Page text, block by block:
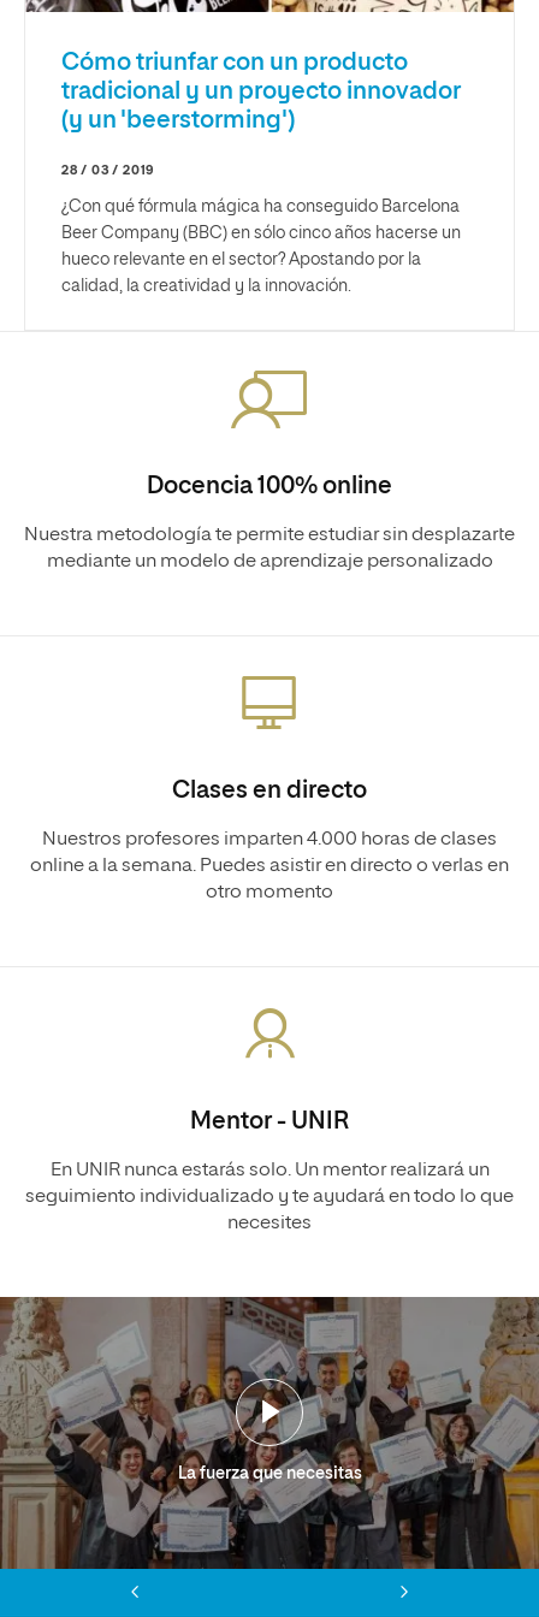
Cómo triunfar con un producto
tradicional y un proyecto innovador
(y un 'beerstorming')
28 / 03 / 2019
¿Con qué fórmula mágica ha conseguido Barcelona
Beer Company (BBC) en sólo cinco años hacerse un
hueco relevante en el sector? Apostando por la
calidad, la creatividad y la innovación.
Docencia 100% online
Nuestra metodología te permite estudiar sin desplazarte
mediante un modelo de aprendizaje personalizado
Clases en directo
Nuestros profesores imparten 4.000 horas de clases
online a la semana. Puedes asistir en directo o verlas en
otro momento
Mentor - UNIR
En UNIR nunca estarás solo. Un mentor realizará un
seguimiento individualizado y te ayudará en todo lo que
necesites
La fuerza que necesitas